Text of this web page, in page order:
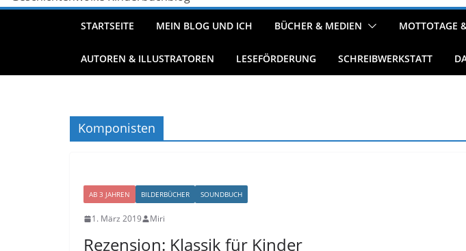
STARTSEITE MEIN BLOG UND ICH BÜCHER & MEDIEN MOTTOTAGE
AUTOREN & ILLUSTRATOREN LESEFÖRDERUNG SCHREIBWERKSTATT
Komponisten
AB 3 JAHREN BILDERBÜCHER SOUNDBUCH
1. März 2019 Miri
Rezension: Klassik für Kinder